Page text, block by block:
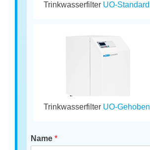
Trinkwasserfilter UO-Standard
Trinkwasserfilter UO-Gehoben
Name*